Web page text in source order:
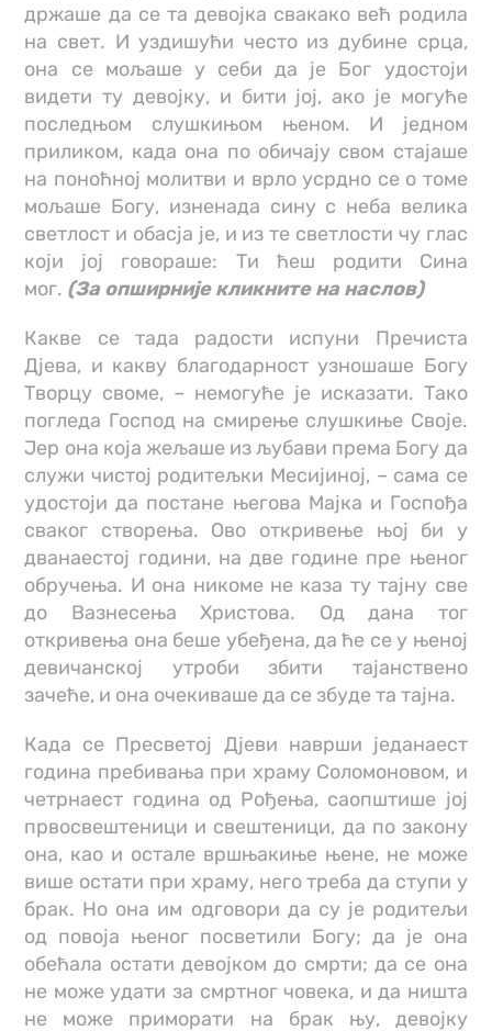
држаше да се та девојка свакако већ родила
на свет. И уздишући често из дубине срца,
она се мољаше у себи да је Бог удостоји
видети ту девојку, и бити јој, ако је могуће
последњом слушкињом њеном. И једном
приликом, када она по обичају свом стајаше
на поноћној молитви и врло усрдно се о томе
мољаше Богу, изненада сину с неба велика
светлост и обасја је, и из те светлости чу глас
који јој говораше: Ти ћеш родити Сина
мог. (За опширније кликните на наслов)
Какве се тада радости испуни Пречиста
Дјева, и какву благодарност узношаше Богу
Творцу своме, – немогуће је исказати. Тако
погледа Господ на смирење слушкиње Своје.
Јер она која жељаше из љубави према Богу да
служи чистој родитељки Месијиној, – сама се
удостоји да постане његова Мајка и Госпођа
сваког створења. Ово откривење њој би у
дванаестој години, на две године пре њеног
обручења. И она никоме не каза ту тајну све
до Вазнесења Христова. Од дана тог
откривења она беше убеђена, да ће се у њеној
девичанској утроби збити тајанствено
зачеће, и она очекиваше да се збуде та тајна.
Када се Пресветој Дјеви наврши једанаест
година пребивања при храму Соломоновом, и
четрнаест година од Рођења, саопштише јој
првосвештеници и свештеници, да по закону
она, као и остале вршњакиње њене, не може
више остати при храму, него треба да ступи у
брак. Но она им одговори да су је родитељи
од повоја њеног посветили Богу; да је она
обећала остати девојком до смрти; да се она
не може удати за смртног човека, и да ништа
не може приморати на брак њу, девојку